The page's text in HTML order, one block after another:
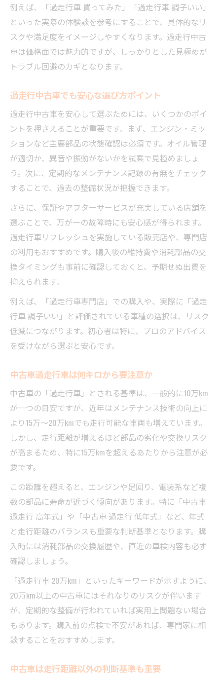
中古車エンジン・足回りの劣化サインとは
中古車のオイル漏れや錆を見逃さない方法
中古車過走行の故障リスクを減らすコツ
長距離走行車を賢く選ぶ判断ポイント
中古車の点火系や油脂類交換の頻度を知る
中古車過走行でも快調な事例に学ぶポイン
ト
中古車選びで重視すべきメンテナンス記録
中古車の走行距離と整備状況の関係を解説
安価な過走行中古車のメリットと盲点
中古車過走行は価格以外のリスクも重視
中古車のコストメリットと将来の維持費比
較
中古車過走行でも調子いい車の選び方
中古車安さに潜む見落としがちな盲点
例えば、「過走行車 買ってみた」「過走行車 調子いい」
といった実際の体験談を参考にすることで、具体的なリ
スクや満足度をイメージしやすくなります。過走行中古
車は価格面では魅力的ですが、しっかりとした見極めが
トラブル回避のカギとなります。
過走行中古車でも安心な選び方ポイント
過走行中古車を安心して選ぶためには、いくつかのポイ
ントを押さえることが重要です。まず、エンジン・ミッ
ションなど主要部品の状態確認は必須です。オイル管理
が適切か、異音や振動がないかを試乗で見極めましょ
う。次に、定期的なメンテナンス記録の有無をチェック
することで、過去の整備状況が把握できます。
さらに、保証やアフターサービスが充実している店舗を
選ぶことで、万が一の故障時にも安心感が得られます。
過走行車リフレッシュを実施している販売店や、専門店
の利用もおすすめです。購入後の維持費や消耗部品の交
換タイミングも事前に確認しておくと、予期せぬ出費を
抑えられます。
例えば、「過走行車専門店」での購入や、実際に「過走
行車 調子いい」と評価されている車種の選択は、リスク
低減につながります。初心者は特に、プロのアドバイス
を受けながら選ぶと安心です。
中古車過走行車は何キロから要注意か
中古車の「過走行車」とされる基準は、一般的に10万km
が一つの目安ですが、近年はメンテナンス技術の向上に
より15万～20万kmでも走行可能な車両も増えています。
しかし、走行距離が増えるほど部品の劣化や交換リスク
が高まるため、特に15万kmを超えるあたりから注意が必
要です。
この距離を超えると、エンジンや足回り、電装系など複
数の部品に寿命が近づく傾向があります。特に「中古車
過走行 高年式」や「中古車 過走行 低年式」など、年式
と走行距離のバランスも重要な判断基準となります。購
入時には消耗部品の交換履歴や、直近の車検内容も必ず
確認しましょう。
「過走行車 20万km」といったキーワードが示すように、
20万km以上の中古車にはそれなりのリスクが伴います
が、定期的な整備が行われていれば実用上問題ない場合
もあります。購入前の点検で不安があれば、専門家に相
談することをおすすめします。
中古車は走行距離以外の判断基準も重要